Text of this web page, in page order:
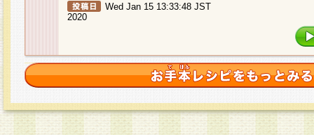
Wed Jan 15 13:33:48 JST
2020